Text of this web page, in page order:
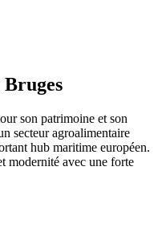
son patrimoine et son
secteur agroalimentaire
hub maritime européen.
modernité avec une forte